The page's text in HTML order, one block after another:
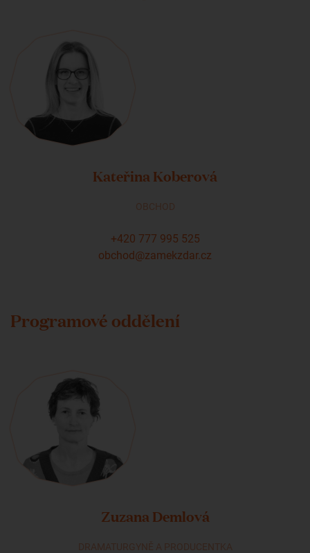
Kateřina Koberová
OBCHOD
+420 777 995 525
obchod@zamekzdar.cz
Programové oddělení
Zuzana Demlová
DRAMATURGYNĚ A PRODUCENTKA